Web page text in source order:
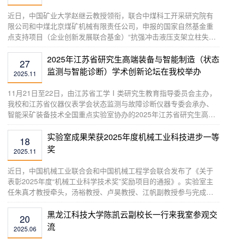
近日，中国矿业大学赵继云教授领衔，联合中煤科工开采研究院有
限公司和中煤北京煤矿机械有限责任公司，申报的国家自然基金重
点支持项目（企业创新发展联合基金）“抗强冲击液压支架立柱失稳
机理与缸阀集成分级快速卸压方法研究”成功获批。项目面向深部及
厚煤层煤炭开采装备技术，围绕深部煤矿开采的强冲矿压灾害、厚
煤层和特厚煤层开采的强矿压显现对工作面和两巷液压支架造成的
损害问题，研究超高性能立柱结构与抗冲性能构效...
27
2025.11
2025年江苏省研究生高端装备与智能制造（状态
监测与智能诊断）学术创新论坛在我校举办
​11月21日至22日，由江苏省工学Ⅰ类研究生教育指导委员会主办，
我校和江苏省仪器仪表学会状态监测与故障诊断仪器专委会承办、
智能采矿装备技术全国重点实验室协办的2025年江苏省研究生高端
装备与智能制造学术创新论坛在徐州举办。本届论坛以“状态监测与
智能诊断”为主题，吸引了国内相关研究领域专家学者、企业代表、
高校相关研究方向研究生等150余名代表参会交流。11月22日上
午，论坛开幕式在宝信君澜酒店正式拉开帷幕。我校...
18
2025.11
实验室成果荣获2025年度机械工业科技进步一等
奖
近日，中国机械工业联合会和中国机械工程学会联合发布了《关于
表彰2025年度“机械工业科学技术奖”奖励项目的通报》。实验室主
任朱真才教授牵头，汤裕教授、卢昊教授、江帆副教授参与完成的
项目“复杂环境下煤矿狭长巷道智能运输车辆关键技术及应用”荣获
2025年度机械工业科技进步一等奖。该项目在国家重点研发计划项
目资助下，通过产学研联合自主创新，突破了复杂环境下煤矿狭长
巷道运输车辆精确定位、无人驾驶、自动化转载等...
20
2025.06
黑龙江科技大学陈凯云副校长一行来我室参观交
流